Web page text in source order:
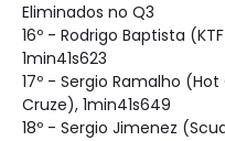
Eliminados no Q3
16º - Rodrigo Baptista
1min41s623
17º - Sergio Ramalho
Cruze), 1min41s649
18º - Sergio Jimenez